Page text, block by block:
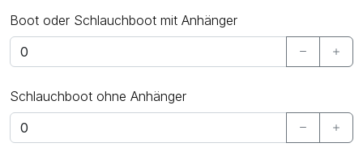
Boot oder Schlauchboot mit Anhänger
Schlauchboot ohne Anhänger